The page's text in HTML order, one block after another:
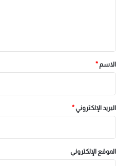
*
الاسم *
البريد الإلكتروني*
الموقع الإلكتروني